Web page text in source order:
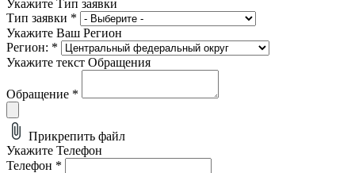
Укажите Тип заявки
Тип заявки *
Укажите Ваш Регион
Регион: *
Укажите текст Обращения
Обращение *
Прикрепить файл
Укажите Телефон
Телефон *